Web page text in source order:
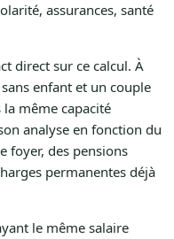
assurances, santé
direct sur ce calcul. À
enfant et un couple
la même capacité
analyse en fonction du
foyer, des pensions
permanentes déjà
le même salaire